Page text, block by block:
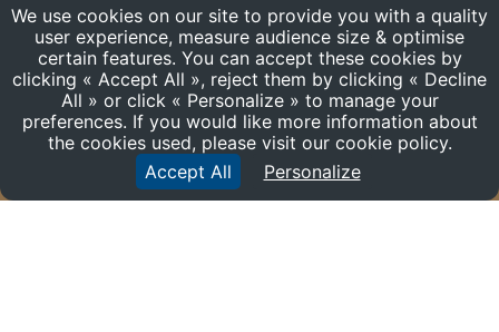
CONTACT
+33 (0) 6 77 78 16 46
We use cookies on our site to provide you with a quality
user experience, measure audience size & optimise
certain features. You can accept these cookies by
clicking « Accept All », reject them by clicking « Decline
All » or click « Personalize » to manage your
preferences. If you would like more information about
the cookies used, please visit our cookie policy.
Accept All
Personalize